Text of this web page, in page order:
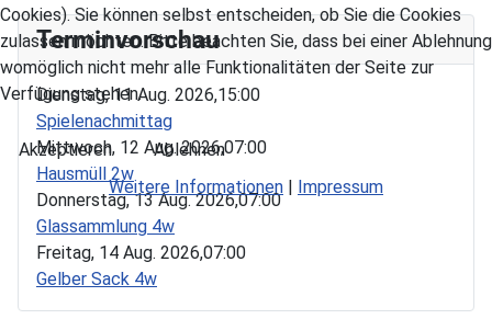
Terminvorschau
Dienstag, 11 Aug. 2026,15:00
Spielenachmittag
Mittwoch, 12 Aug. 2026,07:00
Hausmüll 2w
Donnerstag, 13 Aug. 2026,07:00
Glassammlung 4w
Freitag, 14 Aug. 2026,07:00
Gelber Sack 4w
Cookies). Sie können selbst entscheiden, ob Sie die Cookies
zulassen möchten. Bitte beachten Sie, dass bei einer Ablehnung
womöglich nicht mehr alle Funktionalitäten der Seite zur
Verfügung stehen.
Akzeptieren
Ablehnen
Weitere Informationen | Impressum